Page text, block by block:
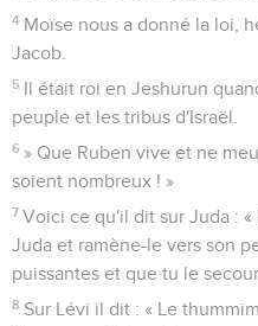
4 Moïse nous a donné la loi,
Jacob.
5 Il était roi en Jeshurun
peuple et les tribus d'Israël.
6 » Que Ruben vive et ne
soient nombreux ! »
7 Voici ce qu'il dit sur Juda :
Juda et ramène-le vers son
puissantes et que tu le
8 Sur Lévi il dit : « Le